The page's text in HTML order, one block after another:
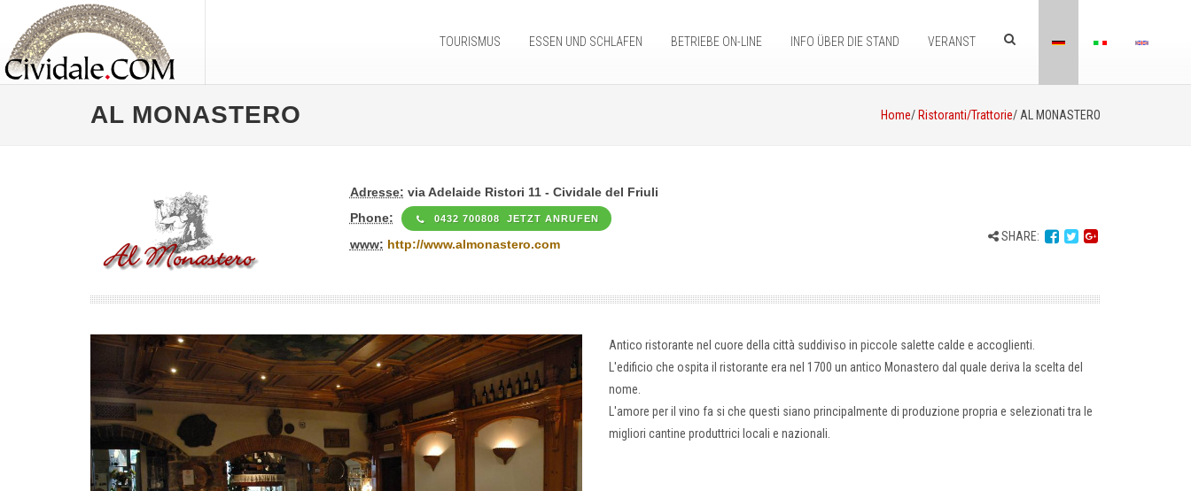
TOURISMUS ESSEN UND SCHLAFEN BETRIEBE ON-LINE INFO ÜBER DIE STAND VERANST
AL MONASTERO Home/ Ristoranti/Trattorie/ AL MONASTERO
Adresse: via Adelaide Ristori 11 - Cividale del Friuli
Phone:
0432 700808 JETZT ANRUFEN
www: http://www.almonastero.com
SHARE:
Antico ristorante nel cuore della città suddiviso in piccole salette calde e accoglienti.
L'edificio che ospita il ristorante era nel 1700 un antico Monastero dal quale deriva la scelta del
nome.
L'amore per il vino fa si che questi siano principalmente di produzione propria e selezionati tra le
migliori cantine produttrici locali e nazionali.